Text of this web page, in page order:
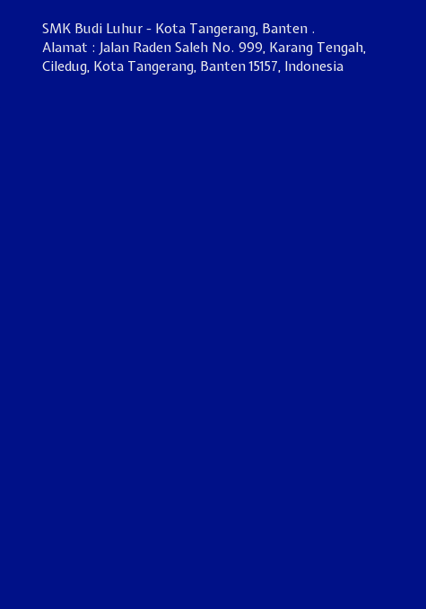
SMK Budi Luhur - Kota Tangerang, Banten .
Alamat : Jalan Raden Saleh No. 999, Karang Tengah,
Ciledug, Kota Tangerang, Banten 15157, Indonesia